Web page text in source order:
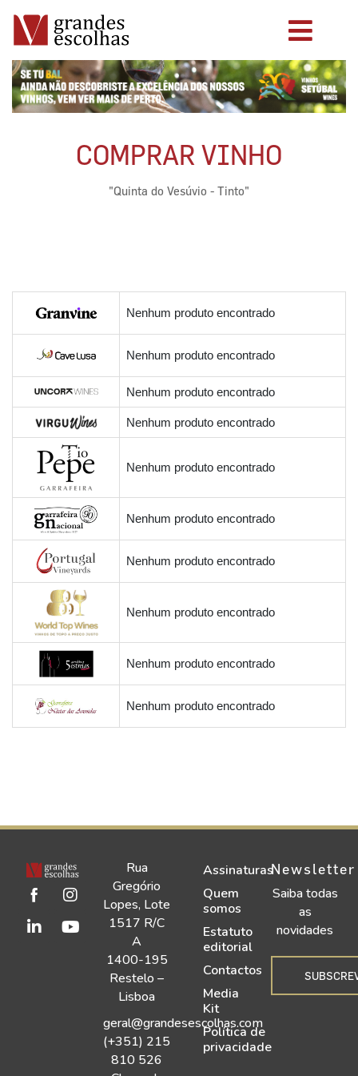
COMPRAR VINHO
"Quinta do Vesúvio - Tinto"
Nenhum produto encontrado
Nenhum produto encontrado
Nenhum produto encontrado
Nenhum produto encontrado
Nenhum produto encontrado
Nenhum produto encontrado
Nenhum produto encontrado
Nenhum produto encontrado
Nenhum produto encontrado
Nenhum produto encontrado
Rua
Gregório
Lopes, Lote
1517 R/C
A
1400-195
Restelo –
Lisboa
geral@grandesescolhas.com
(+351) 215
810 526
Assinaturas
Quem
somos
Estatuto
editorial
Contactos
Media
Kit
Política de
privacidade
Newsletter
Saiba todas
as
novidades